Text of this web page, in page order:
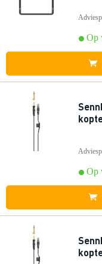
Op
Op